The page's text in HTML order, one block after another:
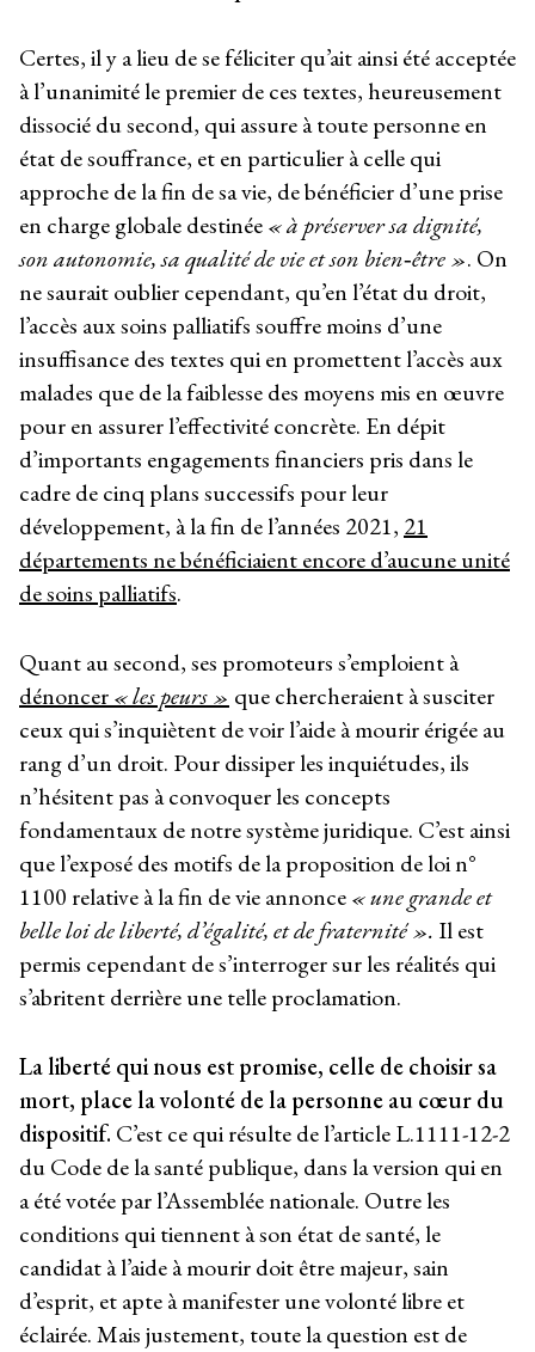
Certes, il y a lieu de se féliciter qu’ait ainsi été acceptée
à l’unanimité le premier de ces textes, heureusement
dissocié du second, qui assure à toute personne en
état de souffrance, et en particulier à celle qui
approche de la fin de sa vie, de bénéficier d’une prise
en charge globale destinée« à préserver sa dignité,
son autonomie, sa qualité de vie et son bien‑être ». On
ne saurait oublier cependant, qu’en l’état du droit,
l’accès aux soins palliatifs souffre moins d’une
insuffisance des textes qui en promettent l’accès aux
malades que de la faiblesse des moyens mis en œuvre
pour en assurer l’effectivité concrète. En dépit
d’importants engagements financiers pris dans le
cadre de cinq plans successifs pour leur
développement, à la fin de l’années 2021, 21
départements ne bénéficiaient encore d’aucune unité
de soins palliatifs.
Quant au second, ses promoteurs s’emploient à
dénoncer« les peurs » que chercheraient à susciter
ceux qui s’inquiètent de voir l’aide à mourir érigée au
rang d’un droit. Pour dissiper les inquiétudes, ils
n’hésitent pas à convoquer les concepts
fondamentaux de notre système juridique. C’est ainsi
que l’exposé des motifs de la proposition de loi n°
1100 relative à la fin de vie annonce« une grande et
belle loi de liberté, d’égalité, et de fraternité ». Il est
permis cependant de s’interroger sur les réalités qui
s’abritent derrière une telle proclamation.
La liberté qui nous est promise, celle de choisir sa
mort, place la volonté de la personne au cœur du
dispositif. C’est ce qui résulte de l’article L.1111-12-2
du Code de la santé publique, dans la version qui en
a été votée par l’Assemblée nationale. Outre les
conditions qui tiennent à son état de santé, le
candidat à l’aide à mourir doit être majeur, sain
d’esprit, et apte à manifester une volonté libre et
éclairée. Mais justement, toute la question est de